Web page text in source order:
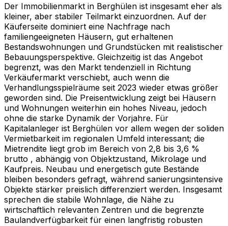
Der Immobilienmarkt in Berghülen ist insgesamt eher als
kleiner, aber stabiler Teilmarkt einzuordnen. Auf der
Käuferseite dominiert eine Nachfrage nach
familiengeeigneten Häusern, gut erhaltenen
Bestandswohnungen und Grundstücken mit realistischer
Bebauungsperspektive. Gleichzeitig ist das Angebot
begrenzt, was den Markt tendenziell in Richtung
Verkäufermarkt verschiebt, auch wenn die
Verhandlungsspielräume seit 2023 wieder etwas größer
geworden sind. Die Preisentwicklung zeigt bei Häusern
und Wohnungen weiterhin ein hohes Niveau, jedoch
ohne die starke Dynamik der Vorjahre. Für
Kapitalanleger ist Berghülen vor allem wegen der soliden
Vermietbarkeit im regionalen Umfeld interessant; die
Mietrendite liegt grob im Bereich von 2,8 bis 3,6 %
brutto , abhängig von Objektzustand, Mikrolage und
Kaufpreis. Neubau und energetisch gute Bestände
bleiben besonders gefragt, während sanierungsintensive
Objekte stärker preislich differenziert werden. Insgesamt
sprechen die stabile Wohnlage, die Nähe zu
wirtschaftlich relevanten Zentren und die begrenzte
Baulandverfügbarkeit für einen langfristig robusten